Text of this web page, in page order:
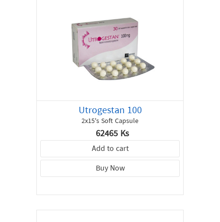
Utrogestan 100
2x15's Soft Capsule
62465 Ks
Add to cart
Buy Now